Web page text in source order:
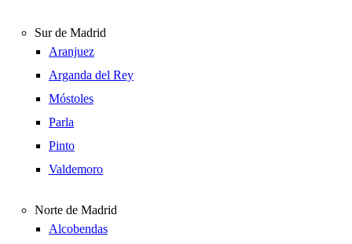
Sur de Madrid
Aranjuez
Arganda del Rey
Móstoles
Parla
Pinto
Valdemoro
Norte de Madrid
Alcobendas